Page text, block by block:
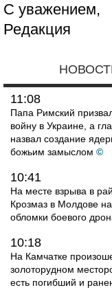
С уважением,
Редакция
11:08
Папа Римский
войну в Украине, а
назвал создание
божьим замыслом ©
10:41
На месте взрыва в
Крозмаз в Молдове
обломки боевого
10:18
На Камчатке
золоторудном
есть погибший и